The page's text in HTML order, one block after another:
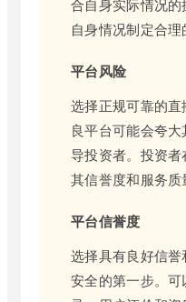
合自身实际情况
自身情况制定合理
平台风险
选择正规可靠的
良平台可能会夸
导投资者。投资
其信誉度和服务质
平台信誉度
选择具有良好信
安全的第一步。